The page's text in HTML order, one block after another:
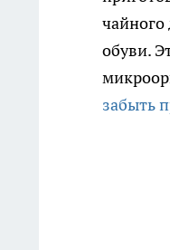
чайного
обуви.
забыть